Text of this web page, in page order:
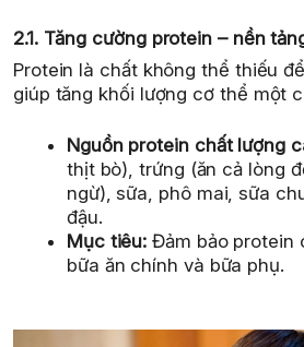
2.1. Tăng cường protein – nền
Protein là chất không thể thiếu
giúp tăng khối lượng cơ thể một
Nguồn protein chất lượng
thịt bò), trứng (ăn cả lòng
ngừ), sữa, phô mai, sữa
đậu.
Mục tiêu: Đảm bảo protein
bữa ăn chính và bữa phụ.